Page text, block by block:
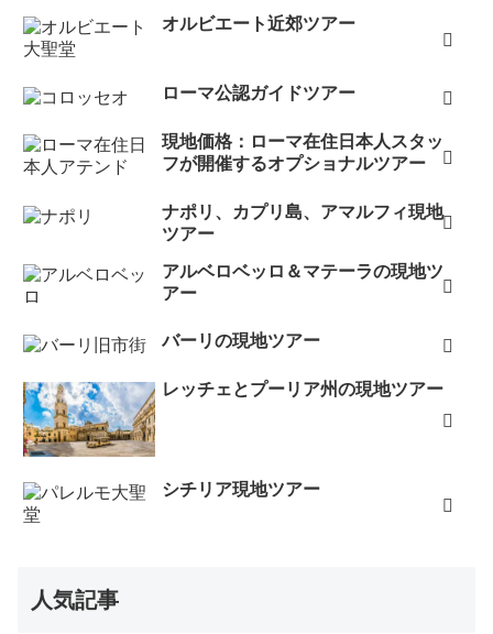
オルビエート近郊ツアー
ローマ公認ガイドツアー
現地価格：ローマ在住日本人スタッ
フが開催するオプショナルツアー
ナポリ、カプリ島、アマルフィ現地
ツアー
アルベロベッロ＆マテーラの現地ツ
アー
バーリの現地ツアー
レッチェとプーリア州の現地ツアー
シチリア現地ツアー
人気記事